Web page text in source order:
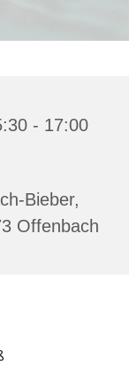
- 17:00
Bieber,
Offenbach